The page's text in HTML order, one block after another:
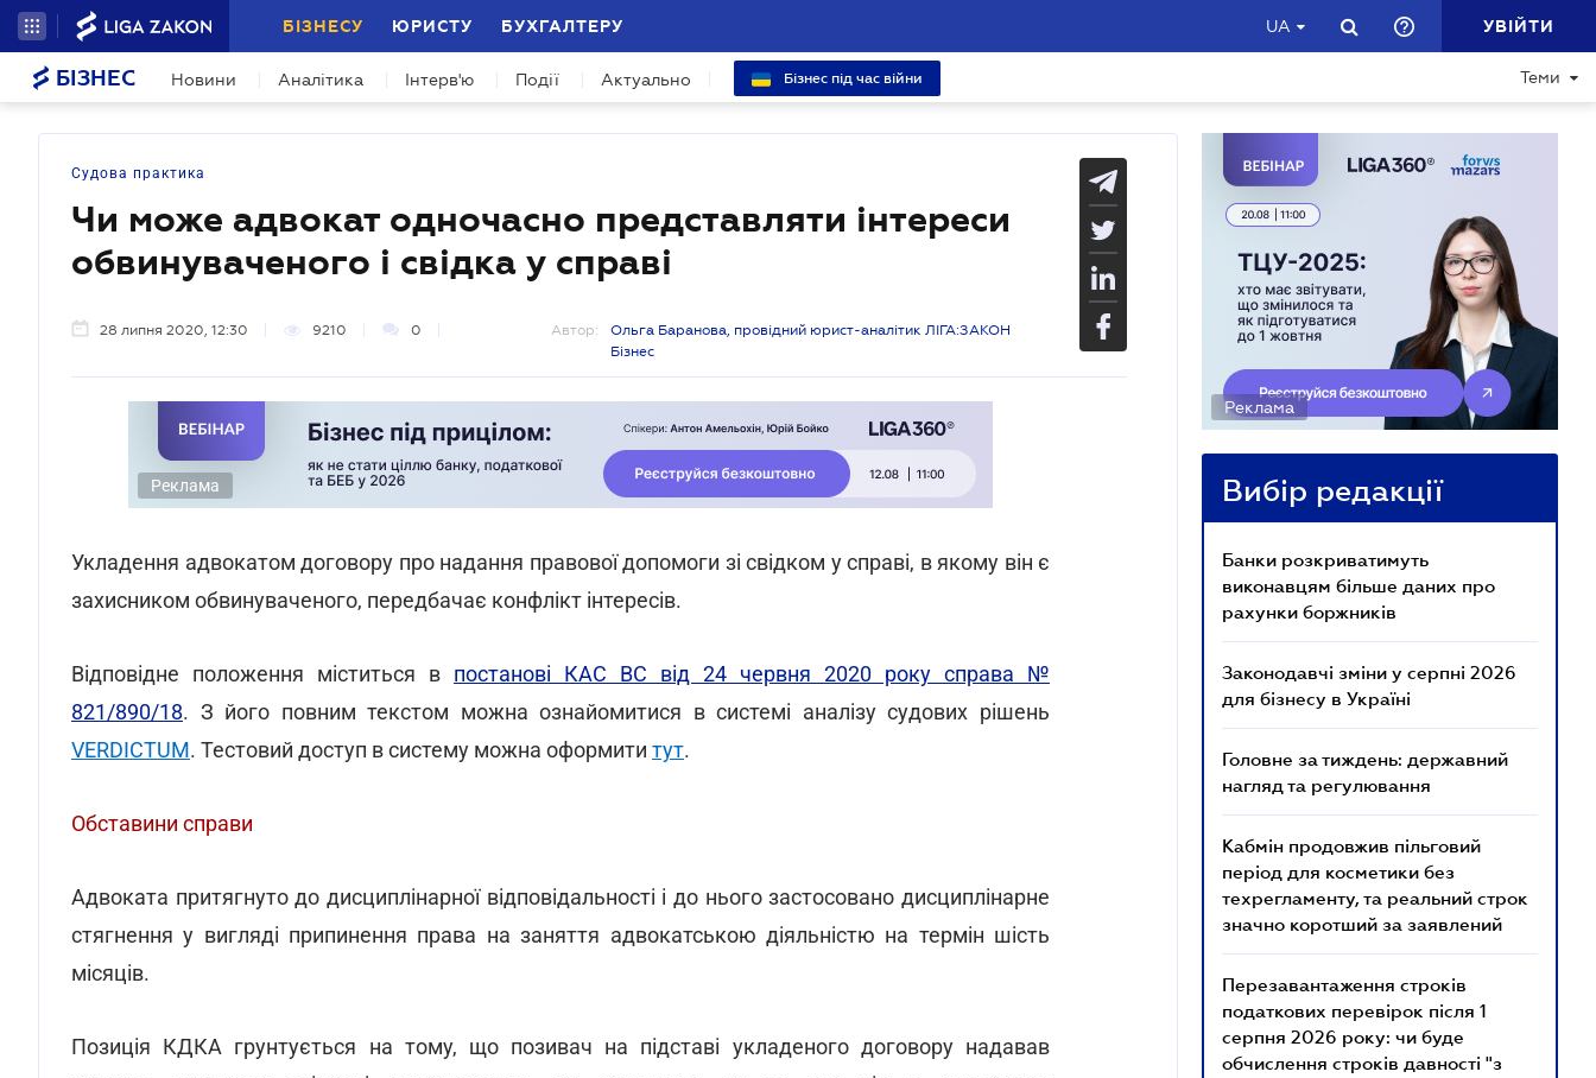
БІЗНЕСУ ЮРИСТУ БУХГАЛТЕРУ UA УВІЙТИ
БІЗНЕС Новини Аналітика Інтерв'ю Події Актуально Бізнес під час війни Теми
Судова практика
Чи може адвокат одночасно представляти інтереси
обвинуваченого і свідка у справі
28 липня 2020, 12:30 9210 0 Автор:
Ольга Баранова, провідний юрист-аналітик ЛІГА:ЗАКОН
Бізнес
Реклама
Укладення адвокатом договору про надання правової допомоги зі свідком у справі, в якому він є
захисником обвинуваченого, передбачає конфлікт інтересів.
Відповідне положення міститься в постанові КАС ВС від 24 червня 2020 року справа №
821/890/18. З його повним текстом можна ознайомитися в системі аналізу судових рішень
VERDICTUM. Тестовий доступ в систему можна оформити тут.
Обставини справи
Адвоката притягнуто до дисциплінарної відповідальності і до нього застосовано дисциплінарне
стягнення у вигляді припинення права на заняття адвокатською діяльністю на термін шість
місяців.
Позиція КДКА грунтується на тому, що позивач на підставі укладеного договору надавав
Реклама
Вибір редакції
Банки розкриватимуть
виконавцям більше даних про
рахунки боржників
Законодавчі зміни у серпні 2026
для бізнесу в Україні
Головне за тиждень: державний
нагляд та регулювання
Кабмін продовжив пільговий
період для косметики без
техрегламенту, та реальний строк
значно коротший за заявлений
Перезавантаження строків
податкових перевірок після 1
серпня 2026 року: чи буде
обчислення строків давності "з